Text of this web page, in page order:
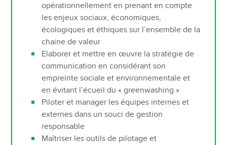
opérationnellement en prenant en compte
les enjeux sociaux, économiques,
écologiques et éthiques sur l’ensemble de la
chaine de valeur
Elaborer et mettre en œuvre la stratégie de
communication en considérant son
empreinte sociale et environnementale et
en évitant l’écueil du « greenwashing »
Piloter et manager les équipes internes et
externes dans un souci de gestion
responsable
Maîtriser les outils de pilotage et